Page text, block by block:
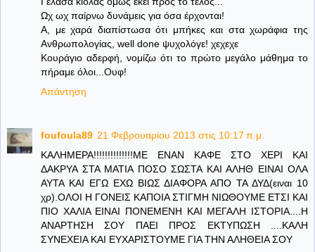
Ωχ ωχ παίρνω δυνάμεις για όσα έρχονται!
Α, με χαρά διαπίστωσα ότι μπήκες και στα χωράφια της
Ανθρωπολογίας, well done ψυχολόγε! χεχεχε
Κουράγιο αδερφή, νομίζω ότι το πρώτο μεγάλο μάθημα το
πήραμε όλοι...Ουφ!
Απάντηση
foufoula89 21 Φεβρουαρίου 2013 στις 10:17 π.μ.
ΚΑΛΗΜΕΡΑ!!!!!!!!!!!!!!ΜΕ ΕΝΑΝ ΚΑΦΕ ΣΤΟ ΧΕΡΙ ΚΑΙ
ΔΑΚΡΥΑ ΣΤΑ ΜΑΤΙΑ ΠΟΣΟ ΣΩΣΤΑ ΚΑΙ ΑΛΗΘ ΕΙΝΑΙ ΟΛΑ
ΑΥΤΑ ΚΑΙ ΕΓΩ ΕΧΩ ΒΙΩΣ ΔΙΑΦΟΡΑ ΑΠΟ ΤΑ ΔΥΔ(ειναι 10
χρ).ΟΛΟΙ Η ΓΟΝΕΙΣ ΚΑΠΟΙΑ ΣΤΙΓΜΗ ΝΙΩΘΟΥΜΕ ΕΤΣΙ ΚΑΙ
ΠΙΟ ΧΑΛΙΑ ΕΙΝΑΙ ΠΟΝΕΜΕΝΗ ΚΑΙ ΜΕΓΑΛΗ ΙΣΤΟΡΙΑ....Η
ΑΝΑΡΤΗΣΗ ΣΟΥ ΠΑΕΙ ΠΡΟΣ ΕΚΤΥΠΩΣΗ ....ΚΑΛΗ
ΣΥΝΕΧΕΙΑ ΚΑΙ ΕΥΧΑΡΙΣΤΟΥΜΕ ΓΙΑ ΤΗΝ ΑΛΗΘΕΙΑ ΣΟΥ